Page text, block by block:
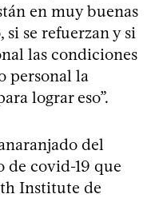
en muy buenas
se refuerzan y si
las condiciones
personal la
lograr eso”.
del
covid-19 que
Institute de